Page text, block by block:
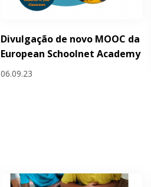
Divulgação de novo MOOC da
European Schoolnet Academy
06.09.23